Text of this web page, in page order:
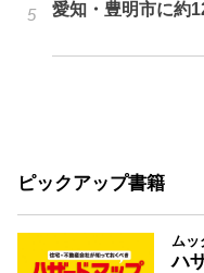
愛知・豊明市に約
ピックアップ書籍
ムッ
ハ